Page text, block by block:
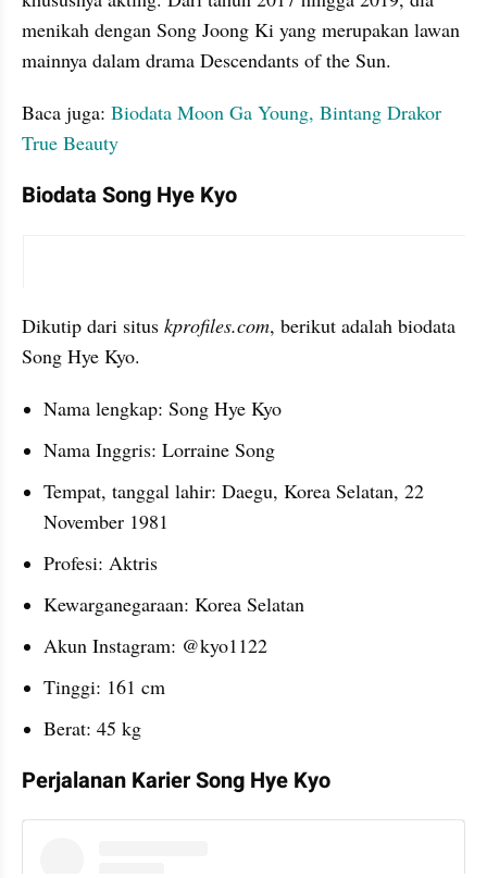
menikah dengan Song Joong Ki yang merupakan lawan
mainnya dalam drama Descendants of the Sun.
Baca juga: Biodata Moon Ga Young, Bintang Drakor
True Beauty
Biodata Song Hye Kyo
Dikutip dari situs kprofiles.com, berikut adalah biodata
Song Hye Kyo.
Nama lengkap: Song Hye Kyo
Nama Inggris: Lorraine Song
Tempat, tanggal lahir: Daegu, Korea Selatan, 22
November 1981
Profesi: Aktris
Kewarganegaraan: Korea Selatan
Akun Instagram: @kyo1122
Tinggi: 161 cm
Berat: 45 kg
Perjalanan Karier Song Hye Kyo